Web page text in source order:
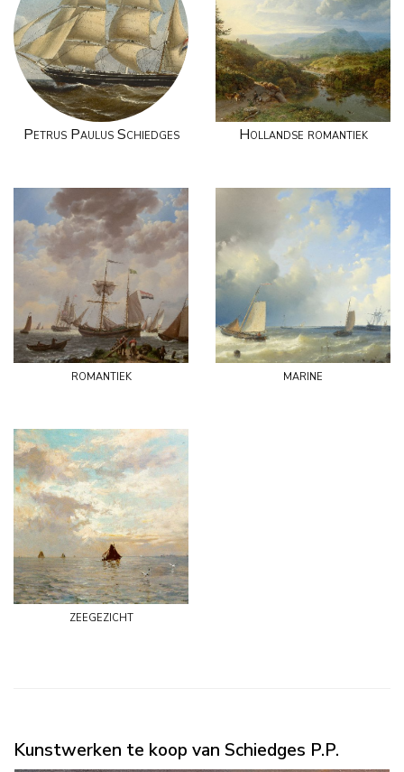
Petrus Paulus Schiedges Hollandse romantiek
romantiek marine
zeegezicht
Kunstwerken te koop van Schiedges P.P.